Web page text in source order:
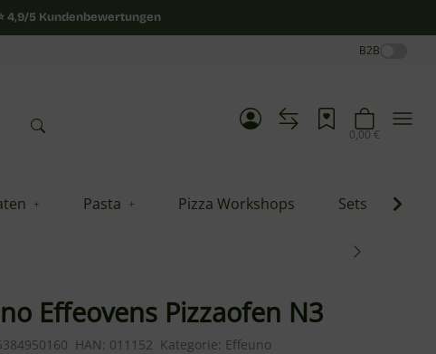
4,9/5 Kundenbewertungen
B2B
0,00 €
Pasta Pizza Workshops Sets
Effeovens Pizzaofen N3
HAN: 011152 Kategorie: Effeuno